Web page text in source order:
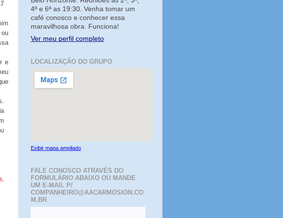
e
4ª e 6ª as 19:30. Venha tomar um
café conosco e conhecer essa
maravilhosa obra. Funciona!
Ver meu perfil completo
LOCALIZAÇÃO DO GRUPO
Exibir mapa ampliado
FALE CONOSCO ATRAVÉS DO
FORMULÁRIO ABAIXO OU MANDE
UM E-MAIL P/
COMPANHEIRO@AACARMOSION.CO
M.BR